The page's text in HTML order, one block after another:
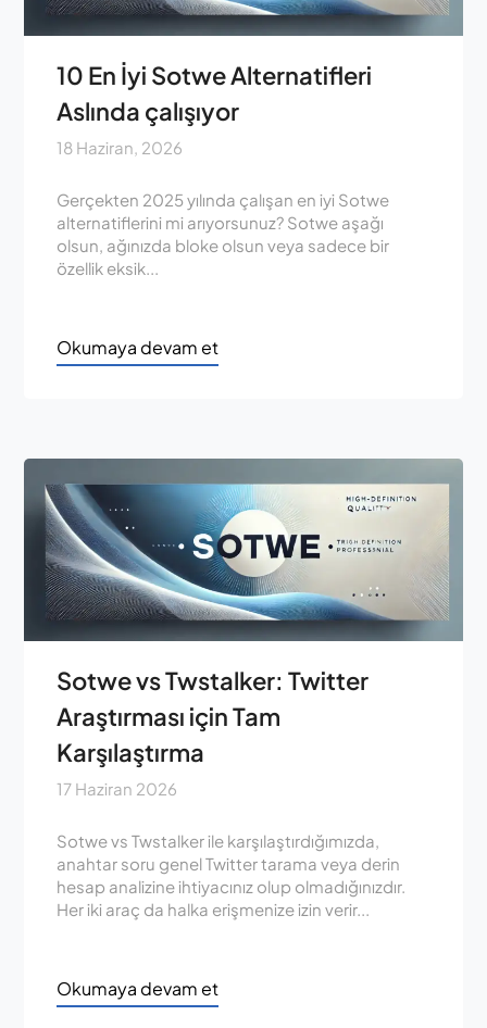
10 En İyi Sotwe Alternatifleri
Aslında çalışıyor
18 Haziran, 2026
Gerçekten 2025 yılında çalışan en iyi Sotwe
alternatiflerini mi arıyorsunuz? Sotwe aşağı
olsun, ağınızda bloke olsun veya sadece bir
özellik eksik...
Okumaya devam et
Sotwe vs Twstalker: Twitter
Araştırması için Tam
Karşılaştırma
17 Haziran 2026
Sotwe vs Twstalker ile karşılaştırdığımızda,
anahtar soru genel Twitter tarama veya derin
hesap analizine ihtiyacınız olup olmadığınızdır.
Her iki araç da halka erişmenize izin verir...
Okumaya devam et